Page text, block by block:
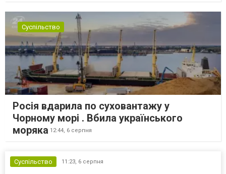
Суспільство
Росія вдарила по суховантажу у
Чорному морі . Вбила українського
моряка 12:44, 6 серпня
Суспільство 11:23, 6 серпня